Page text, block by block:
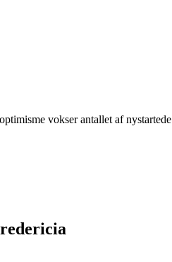
vokser antallet af